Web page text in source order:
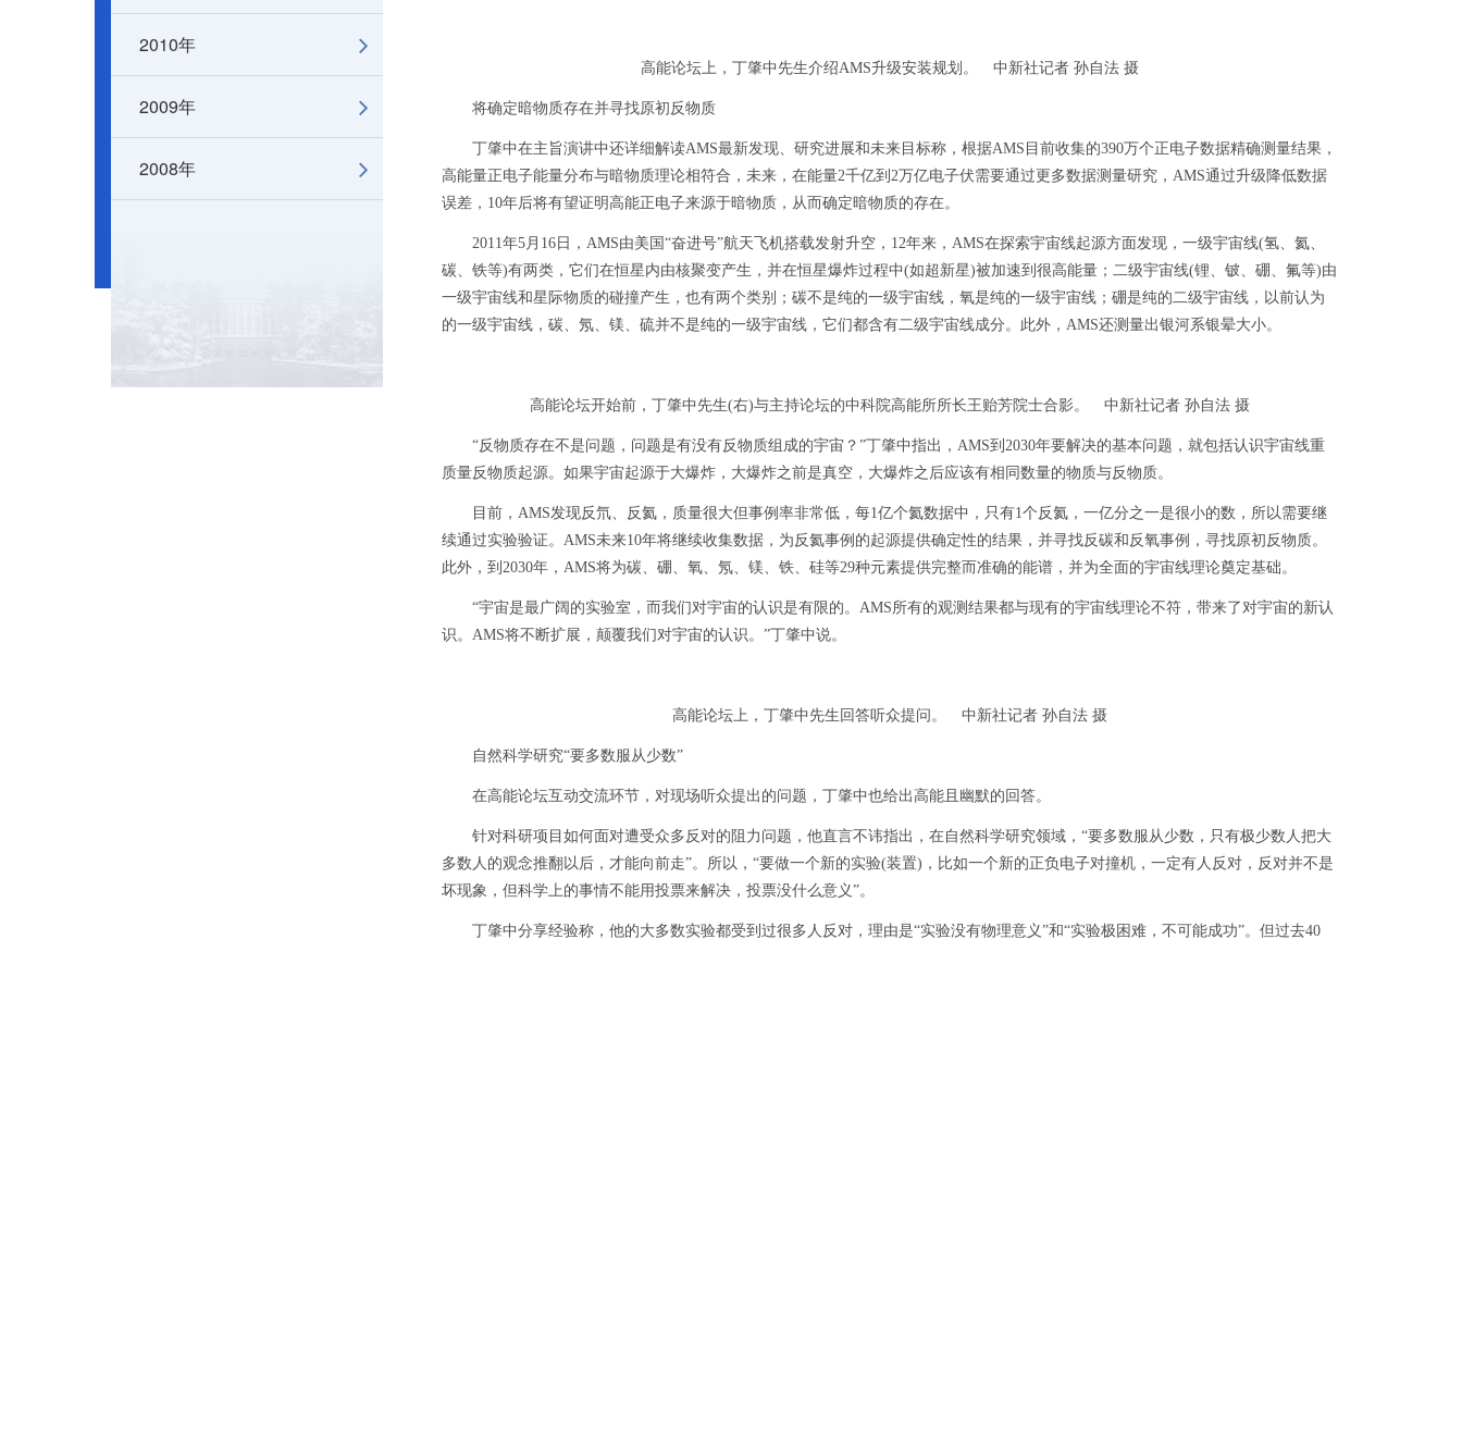
2010年
2009年
2008年
高能论坛上，丁肇中先生介绍AMS升级安装规划。 中新社记者 孙自法 摄
将确定暗物质存在并寻找原初反物质
丁肇中在主旨演讲中还详细解读AMS最新发现、研究进展和未来目标称，根据AMS目前收集的390万个正电子数据精确测量结果，
高能量正电子能量分布与暗物质理论相符合，未来，在能量2千亿到2万亿电子伏需要通过更多数据测量研究，AMS通过升级降低数据
误差，10年后将有望证明高能正电子来源于暗物质，从而确定暗物质的存在。
2011年5月16日，AMS由美国“奋进号”航天飞机搭载发射升空，12年来，AMS在探索宇宙线起源方面发现，一级宇宙线(氢、氦、
碳、铁等)有两类，它们在恒星内由核聚变产生，并在恒星爆炸过程中(如超新星)被加速到很高能量；二级宇宙线(锂、铍、硼、氟等)由
一级宇宙线和星际物质的碰撞产生，也有两个类别；碳不是纯的一级宇宙线，氧是纯的一级宇宙线；硼是纯的二级宇宙线，以前认为
的一级宇宙线，碳、氖、镁、硫并不是纯的一级宇宙线，它们都含有二级宇宙线成分。此外，AMS还测量出银河系银晕大小。
高能论坛开始前，丁肇中先生(右)与主持论坛的中科院高能所所长王贻芳院士合影。 中新社记者 孙自法 摄
“反物质存在不是问题，问题是有没有反物质组成的宇宙？”丁肇中指出，AMS到2030年要解决的基本问题，就包括认识宇宙线重
质量反物质起源。如果宇宙起源于大爆炸，大爆炸之前是真空，大爆炸之后应该有相同数量的物质与反物质。
目前，AMS发现反氘、反氦，质量很大但事例率非常低，每1亿个氦数据中，只有1个反氦，一亿分之一是很小的数，所以需要继
续通过实验验证。AMS未来10年将继续收集数据，为反氦事例的起源提供确定性的结果，并寻找反碳和反氧事例，寻找原初反物质。
此外，到2030年，AMS将为碳、硼、氧、氖、镁、铁、硅等29种元素提供完整而准确的能谱，并为全面的宇宙线理论奠定基础。
“宇宙是最广阔的实验室，而我们对宇宙的认识是有限的。AMS所有的观测结果都与现有的宇宙线理论不符，带来了对宇宙的新认
识。AMS将不断扩展，颠覆我们对宇宙的认识。”丁肇中说。
高能论坛上，丁肇中先生回答听众提问。 中新社记者 孙自法 摄
自然科学研究“要多数服从少数”
在高能论坛互动交流环节，对现场听众提出的问题，丁肇中也给出高能且幽默的回答。
针对科研项目如何面对遭受众多反对的阻力问题，他直言不讳指出，在自然科学研究领域，“要多数服从少数，只有极少数人把大
多数人的观念推翻以后，才能向前走”。所以，“要做一个新的实验(装置)，比如一个新的正负电子对撞机，一定有人反对，反对并不是
坏现象，但科学上的事情不能用投票来解决，投票没什么意义”。
丁肇中分享经验称，他的大多数实验都受到过很多人反对，理由是“实验没有物理意义”和“实验极困难，不可能成功”。但过去40